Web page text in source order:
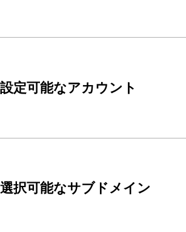
設定可能なアカウント
選択可能なサブドメイン